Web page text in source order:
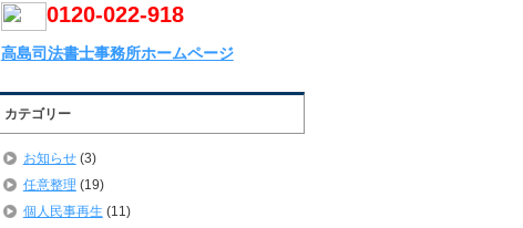
0120-022-918
高島司法書士事務所ホームページ
カテゴリー
お知らせ(3)
任意整理 (19)
個人民事再生 (11)